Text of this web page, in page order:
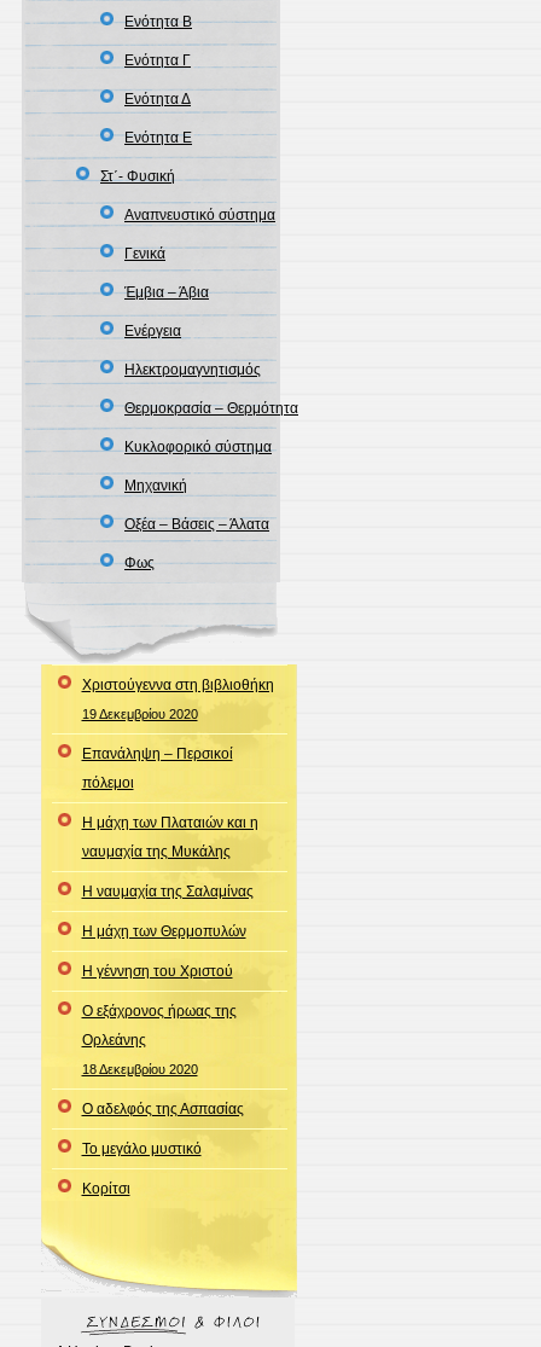
Ενότητα Β
Ενότητα Γ
Ενότητα Δ
Ενότητα Ε
Στ΄- Φυσική
Αναπνευστικό σύστημα
Γενικά
Έμβια – Άβια
Ενέργεια
Ηλεκτρομαγνητισμός
Θερμοκρασία – Θερμότητα
Κυκλοφορικό σύστημα
Μηχανική
Οξέα – Βάσεις – Άλατα
Φως
Χριστούγεννα στη βιβλιοθήκη
19 Δεκεμβρίου 2020
Επανάληψη – Περσικοί
πόλεμοι
Η μάχη των Πλαταιών και η
ναυμαχία της Μυκάλης
Η ναυμαχία της Σαλαμίνας
Η μάχη των Θερμοπυλών
Η γέννηση του Χριστού
Ο εξάχρονος ήρωας της
Ορλεάνης
18 Δεκεμβρίου 2020
Ο αδελφός της Ασπασίας
Το μεγάλο μυστικό
Κορίτσι